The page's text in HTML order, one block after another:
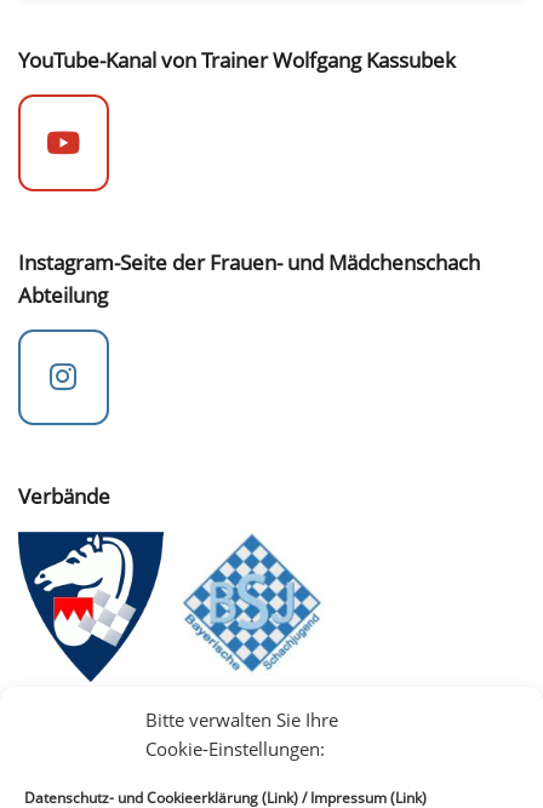
Bitte verwalten Sie Ihre
Cookie-Einstellungen:
Datenschutz- und Cookieerklärung (Link)/Impressum (Link)
YouTube-Kanal von Trainer Wolfgang Kassubek
Instagram-Seite der Frauen- und Mädchenschach
Abteilung
Verbände